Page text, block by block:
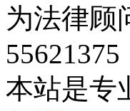
为法律顾
55621375
本站是专